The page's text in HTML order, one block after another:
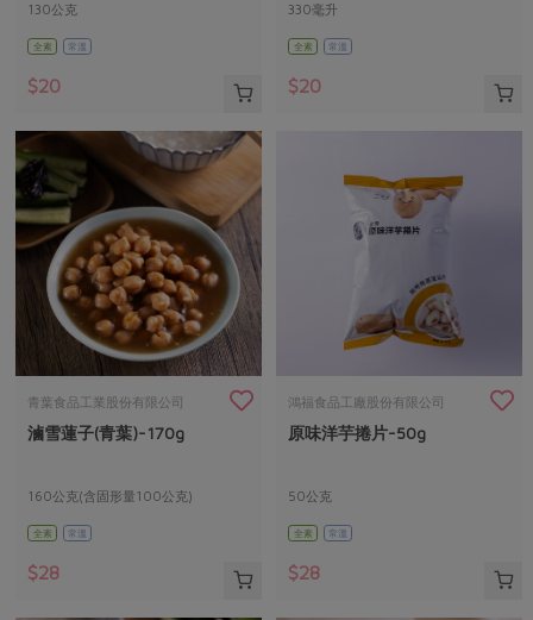
調理食材・點心
調味醬料/南北貨 烘焙
保健食品
居家好物
美妝保養
家庭清潔
日用品
素食專區
醬料
湯品．鍋物
涼拌沙拉
飲品
主題食譜
異國料理
年菜食譜
高麗菜海鮮煎餅
合作25-精選產品第三彈
更多當季產品
議題活動
主婦聯盟X樂齡網特約優惠案
30%rPET紅烏龍茶
2024農業發展計畫年度報告
更多議題活動
把最好的台灣味帶回家！
減硝酸鹽
減添加物
公益金
更多議題
生活者e週報
綠主張月刊
自主把關
檢驗報告
硝酸鹽檢驗
社員權益
合作社法規
社務專區
選舉專區
媒體報導
地區活動
130公克
全素 常溫
$20
330毫升
全素 常溫
$20
青葉食品工業股份有限公司
滷雪蓮子(青葉)-170g
160公克(含固形量100公克)
全素 常溫
$28
鴻福食品工廠股份有限公司
原味洋芋捲片-50g
50公克
全素 常溫
$28